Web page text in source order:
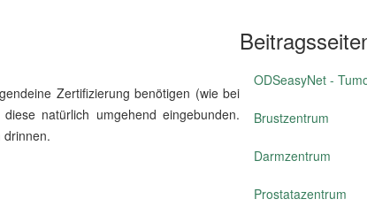
ODSeasyNet -
Brustzentrum
Darmzentrum
Prostatazentrum
Zertifizierung benötigen (wie bei
natürlich umgehend eingebunden.
drinnen.